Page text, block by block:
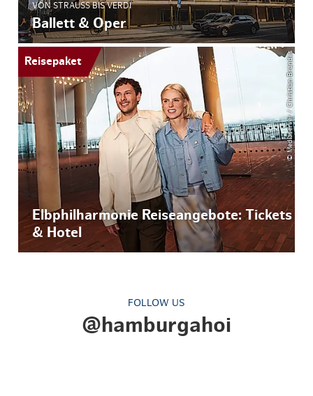
VON STRAUSS BIS VERDI
Ballett & Oper
© Mediaserver / Christian Brandes
Elbphilharmonie Reiseangebote: Tickets
& Hotel
Reisepaket
FOLLOW US
@hamburgahoi